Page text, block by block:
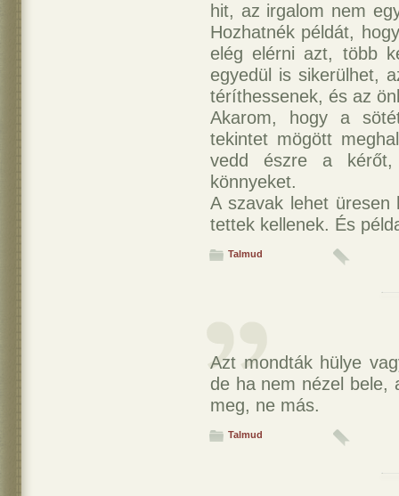
hit, az irgalom nem
Hozhatnék példát,
elég elérni azt, több
egyedül is sikerülhet,
téríthessenek, és az
Akarom, hogy a
tekintet mögött
vedd észre a
könnyeket.
A szavak lehet
tettek kellenek. És
Talmud
Azt mondták hülye
de ha nem nézel bele,
meg, ne más.
Talmud